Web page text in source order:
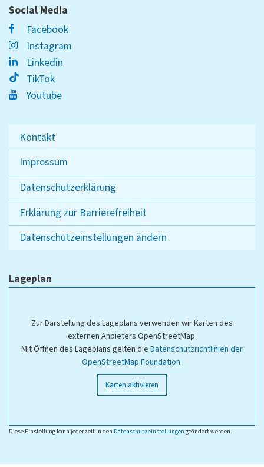
Social Media
Facebook
Instagram
Linkedin
TikTok
Youtube
Kontakt
Impressum
Datenschutzerklärung
Erklärung zur Barrierefreiheit
Datenschutzeinstellungen ändern
Lageplan
Zur Darstellung des Lageplans verwenden wir Karten des
externen Anbieters OpenStreetMap.
Mit Öffnen des Lageplans gelten die Datenschutzrichtlinien der
OpenStreetMap Foundation.
Karten aktivieren
Diese Einstellung kann jederzeit in den Datenschutzeinstellungen geändert werden.